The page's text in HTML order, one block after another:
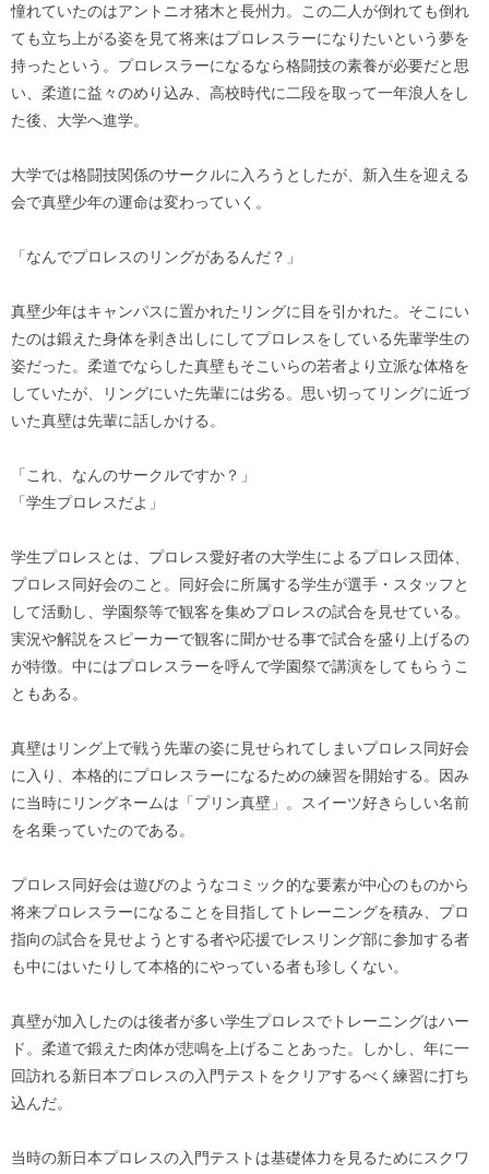
憧れていたのはアントニオ猪木と長州力。この二人が倒れても倒れ
ても立ち上がる姿を見て将来はプロレスラーになりたいという夢を
持ったという。プロレスラーになるなら格闘技の素養が必要だと思
い、柔道に益々のめり込み、高校時代に二段を取って一年浪人をし
た後、大学へ進学。
大学では格闘技関係のサークルに入ろうとしたが、新入生を迎える
会で真壁少年の運命は変わっていく。
「なんでプロレスのリングがあるんだ？」
真壁少年はキャンパスに置かれたリングに目を引かれた。そこにい
たのは鍛えた身体を剥き出しにしてプロレスをしている先輩学生の
姿だった。柔道でならした真壁もそこいらの若者より立派な体格を
していたが、リングにいた先輩には劣る。思い切ってリングに近づ
いた真壁は先輩に話しかける。
「これ、なんのサークルですか？」
「学生プロレスだよ」
学生プロレスとは、プロレス愛好者の大学生によるプロレス団体、
プロレス同好会のこと。同好会に所属する学生が選手・スタッフと
して活動し、学園祭等で観客を集めプロレスの試合を見せている。
実況や解説をスピーカーで観客に聞かせる事で試合を盛り上げるの
が特徴。中にはプロレスラーを呼んで学園祭で講演をしてもらうこ
ともある。
真壁はリング上で戦う先輩の姿に見せられてしまいプロレス同好会
に入り、本格的にプロレスラーになるための練習を開始する。因み
に当時にリングネームは「プリン真壁」。スイーツ好きらしい名前
を名乗っていたのである。
プロレス同好会は遊びのようなコミック的な要素が中心のものから
将来プロレスラーになることを目指してトレーニングを積み、プロ
指向の試合を見せようとする者や応援でレスリング部に参加する者
も中にはいたりして本格的にやっている者も珍しくない。
真壁が加入したのは後者が多い学生プロレスでトレーニングはハー
ド。柔道で鍛えた肉体が悲鳴を上げることあった。しかし、年に一
回訪れる新日本プロレスの入門テストをクリアするべく練習に打ち
込んだ。
当時の新日本プロレスの入門テストは基礎体力を見るためにスクワ